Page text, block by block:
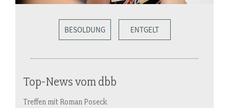
BESOLDUNG ENTGELT
Top-News vom dbb
Treffen mit Roman Poseck